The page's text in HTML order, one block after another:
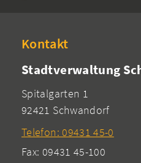
Kontakt
Stadtverwaltung
Spitalgarten 1
92421 Schwandorf
Telefon: 09431 45-0
Fax: 09431 45-100